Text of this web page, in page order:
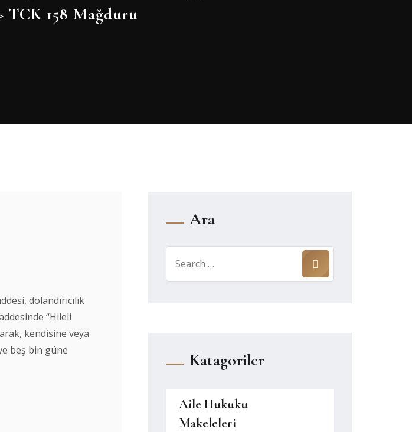
TCK 158 Mağduru
dolandırıcılık
“Hileli
kendisine veya
beş bin güne
Ara
for:
Katagoriler
Aile Hukuku
Makeleleri